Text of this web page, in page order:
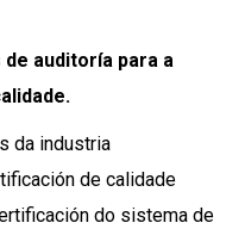
auditoría para a
da industria
de calidade
do sistema de